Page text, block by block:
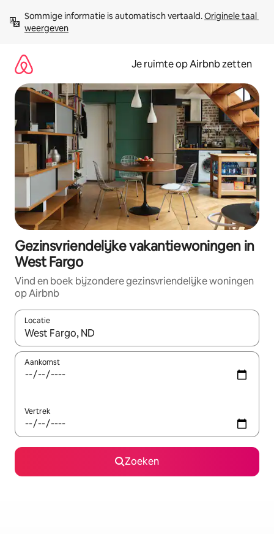
direct
naar
Sommige informatie is automatisch vertaald. Originele taal
weergeven
Je ruimte op Airbnb zetten
Gezinsvriendelijke vakantiewoningen in
West Fargo
Vind en boek bijzondere gezinsvriendelijke woningen
op Airbnb
Locatie
Wanneer er suggesties beschikbaar zijn, maak je een keuze
Aankomst
Vertrek
Zoeken